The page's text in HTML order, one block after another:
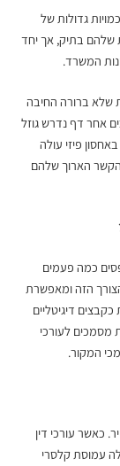
גדולות של
שלהם בתיק, אך יחד
המשרד.
שלא ברורה החיבה
אחר דף נדרש גוזל
פיזי עולה
הקשר הארוך שלהם
כמה פעמים
הזה ומאפשרת
דיגיטליים
מסמכים לעורכי
המקור.
כאשר עורכי דין
עמוסת קלסרי